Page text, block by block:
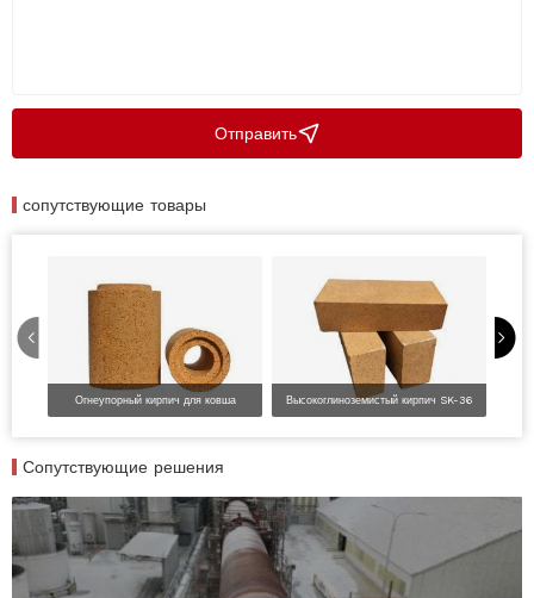
Отправить
сопутствующие товары
Огнеупорный кирпич для ковша Высокоглиноземистый кирпич SK-36
Сопутствующие решения